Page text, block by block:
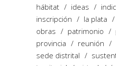
hábitat
ideas
inscripción
la plata
obras
patrimonio
provincia
reunión
sede distrital